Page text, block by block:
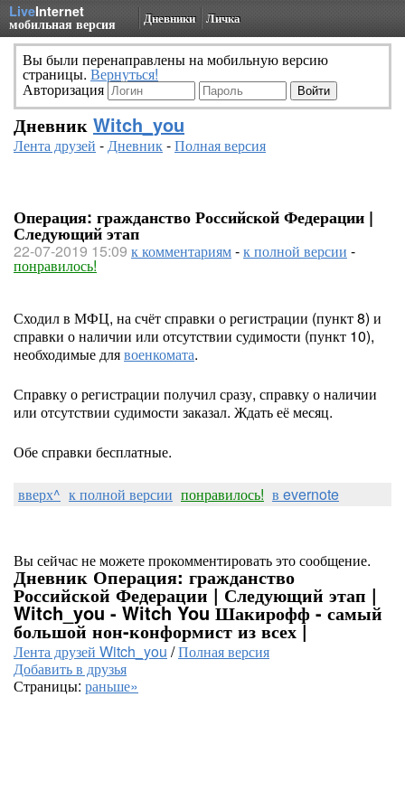
LiveInternet
мобильная версия Дневники Личка
Вы были перенаправлены на мобильную версию
страницы. Вернуться!
Авторизация
Дневник Witch_you
Лента друзей -Дневник-Полная версия
Операция: гражданство Российской Федерации |
Следующий этап
22-07-2019 15:09 к комментариям-к полной версии -
понравилось!
Сходил в МФЦ, на счёт справки о регистрации (пункт 8) и
справки о наличии или отсутствии судимости (пункт 10),
необходимые длявоенкомата.
Справку о регистрации получил сразу, справку о наличии
или отсутствии судимости заказал. Ждать её месяц.
Обе справки бесплатные.
вверх^ к полной версии понравилось! в evernote
Вы сейчас не можете прокомментировать это сообщение.
Дневник Операция: гражданство
Российской Федерации | Следующий этап |
Witch_you - Witch You Шакирофф - самый
большой нон-конформист из всех |
Лента друзей Witch_you /Полная версия
Добавить в друзья
Страницы: раньше»